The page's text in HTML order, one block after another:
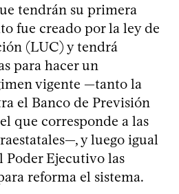
tendrán su primera
fue creado por la ley de
(LUC) y tendrá
para hacer un
vigente —tanto la
el Banco de Previsión
que corresponde a las
y luego igual
Poder Ejecutivo las
reforma el sistema.